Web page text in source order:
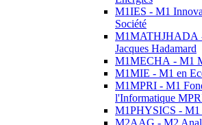
M1IES - M1
Société
M1MATHJHADA
Jacques Hadamard
M1MECHA - M1
M1MIE - M1 en
M1MPRI - M1
l'Informatique
M1PHYSICS - M1
M2AAG - M2